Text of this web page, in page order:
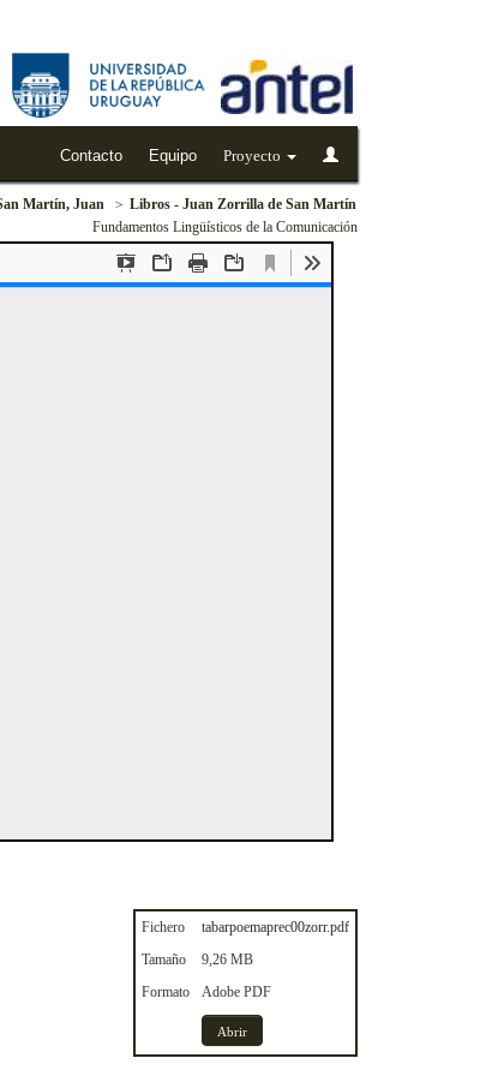
Contacto Equipo Proyecto
Martín, Juan
Libros - Juan Zorrilla de San Martín
Fundamentos Lingüísticos de la Comunicación
Fichero
tabarpoemaprec00zorr.pdf
Tamaño
9,26 MB
Formato
Adobe PDF
Abrir